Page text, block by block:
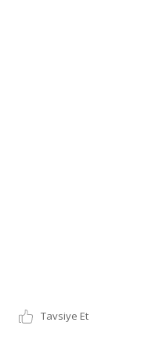
Tavsiye Et